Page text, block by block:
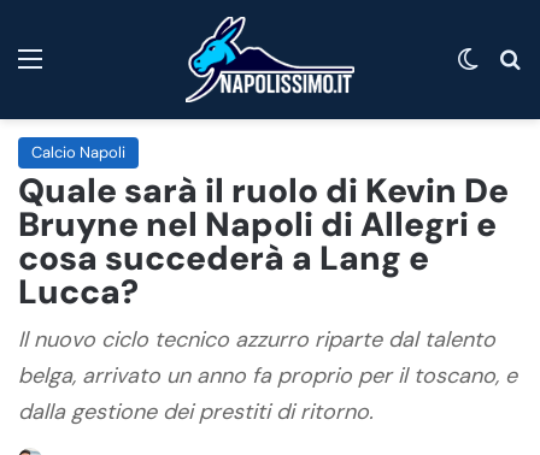
Calcio Napoli
Quale sarà il ruolo di Kevin De
Bruyne nel Napoli di Allegri e
cosa succederà a Lang e
Lucca?
Il nuovo ciclo tecnico azzurro riparte dal talento
belga, arrivato un anno fa proprio per il toscano, e
dalla gestione dei prestiti di ritorno.